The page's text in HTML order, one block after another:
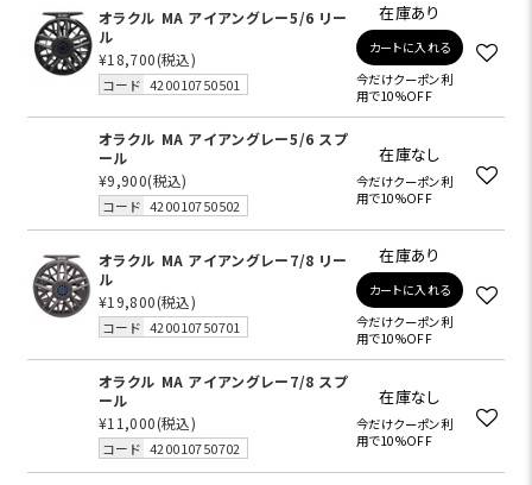
オラクル MA アイアングレー5/6 リー
ル
¥18,700(税込)
コード 420010750501
在庫あり
カートに入れる
今だけクーポン利
用で10%OFF
オラクル MA アイアングレー5/6 スプ
ール
¥9,900(税込)
コード 420010750502
在庫なし
今だけクーポン利
用で10%OFF
オラクル MA アイアングレー7/8 リー
ル
¥19,800(税込)
コード 420010750701
在庫あり
カートに入れる
今だけクーポン利
用で10%OFF
オラクル MA アイアングレー7/8 スプ
ール
¥11,000(税込)
コード 420010750702
在庫なし
今だけクーポン利
用で10%OFF